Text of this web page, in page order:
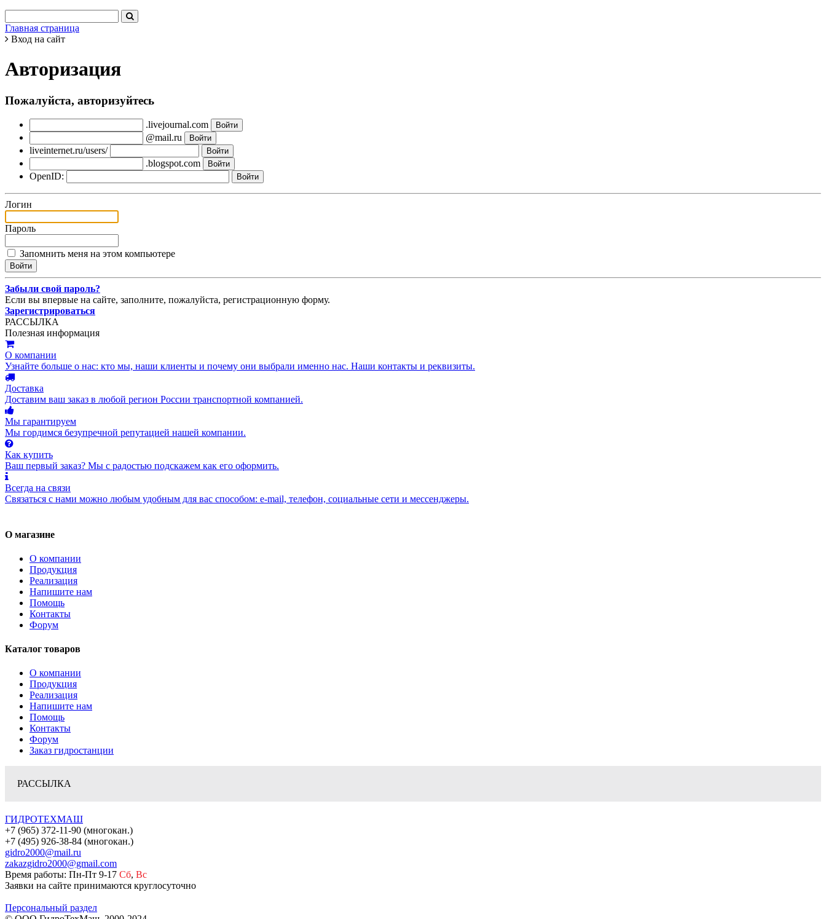
Главная страница
Вход на сайт
Авторизация
Пожалуйста, авторизуйтесь
.livejournal.com
@mail.ru
liveinternet.ru/users/
.blogspot.com
OpenID:
Логин
Пароль
Запомнить меня на этом компьютере
Забыли свой пароль?
Если вы впервые на сайте, заполните, пожалуйста, регистрационную форму.
Зарегистрироваться
РАССЫЛКА
Полезная информация
О компании
Узнайте больше о нас: кто мы, наши клиенты и почему они выбрали именно нас. Наши контакты и реквизиты.
Доставка
Доставим ваш заказ в любой регион России транспортной компанией.
Мы гарантируем
Мы гордимся безупречной репутацией нашей компании.
Как купить
Ваш первый заказ? Мы с радостью подскажем как его оформить.
Всегда на связи
Связаться с нами можно любым удобным для вас способом: e-mail, телефон, социальные сети и мессенджеры.
О магазине
О компании
Продукция
Реализация
Напишите нам
Помощь
Контакты
Форум
Каталог товаров
О компании
Продукция
Реализация
Напишите нам
Помощь
Контакты
Форум
Заказ гидростанции
РАССЫЛКА
ГИДРОТЕХМАШ
+7 (965) 372-11-90 (многокан.)
+7 (495) 926-38-84 (многокан.)
gidro2000@mail.ru
zakazgidro2000@gmail.com
Время работы: Пн-Пт 9-17 Сб, Вс
Заявки на сайте принимаются круглосуточно
Персональный раздел